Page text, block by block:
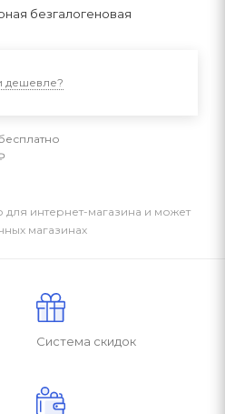
безгалогеновая
дешевле?
для интернет-магазина и может
магазинах
Система скидок